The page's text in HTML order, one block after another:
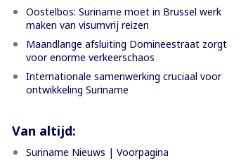
Oostelbos: Suriname moet in Brussel werk
maken van visumvrij reizen
Maandlange afsluiting Domineestraat zorgt
voor enorme verkeerschaos
Internationale samenwerking cruciaal voor
ontwikkeling Suriname
Van altijd:
Suriname Nieuws | Voorpagina